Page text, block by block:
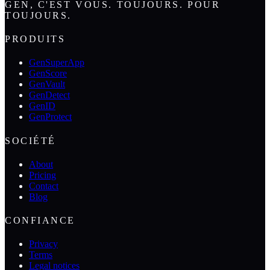
GEN, C'EST VOUS. TOUJOURS. POUR
TOUJOURS.
PRODUITS
GenSuperApp
GenScore
GenVault
GenDetect
GenID
GenProtect
SOCIÉTÉ
About
Pricing
Contact
Blog
CONFIANCE
Privacy
Terms
Legal notices